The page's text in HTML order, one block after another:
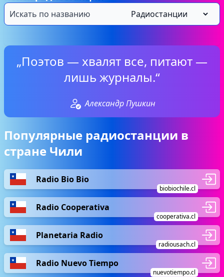
„Поэтов — хвалят все, питают —
лишь журналы.“
Александр Пушкин
Популярные радиостанции в
стране Чили
Radio Bio Bio
biobiochile.cl
Radio Cooperativa
cooperativa.cl
Planetaria Radio
radiousach.cl
Radio Nuevo Tiempo
nuevotiempo.cl